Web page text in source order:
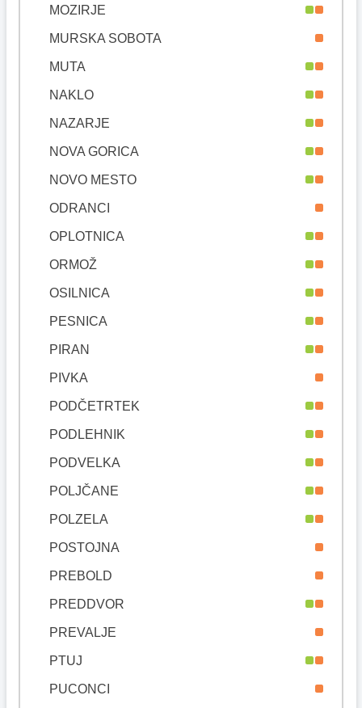
MOZIRJE
MURSKA SOBOTA
MUTA
NAKLO
NAZARJE
NOVA GORICA
NOVO MESTO
ODRANCI
OPLOTNICA
ORMOŽ
OSILNICA
PESNICA
PIRAN
PIVKA
PODČETRTEK
PODLEHNIK
PODVELKA
POLJČANE
POLZELA
POSTOJNA
PREBOLD
PREDDVOR
PREVALJE
PTUJ
PUCONCI